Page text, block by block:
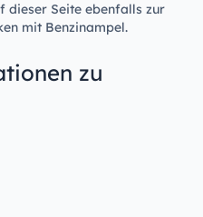
dieser Seite ebenfalls zur
mit Benzinampel.
zu